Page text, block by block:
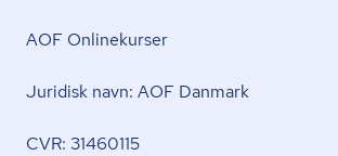
AOF Onlinekurser
Juridisk navn: AOF Danmark
CVR: 31460115